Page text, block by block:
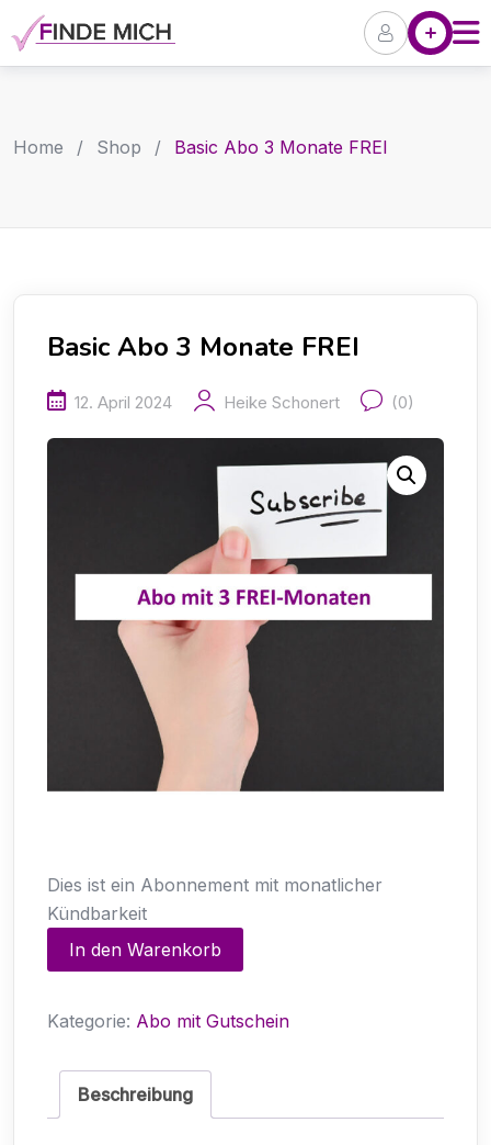
to
content
Angebote
Home / Shop / Basic Abo 3 Monate FREI
Basic Abo 3 Monate FREI
12. April 2024 Heike Schonert (0)
Dies ist ein Abonnement mit monatlicher
Kündbarkeit
Basic
Abo
Monate
Menge
In den Warenkorb
Kategorie: Abo mit Gutschein
Beschreibung